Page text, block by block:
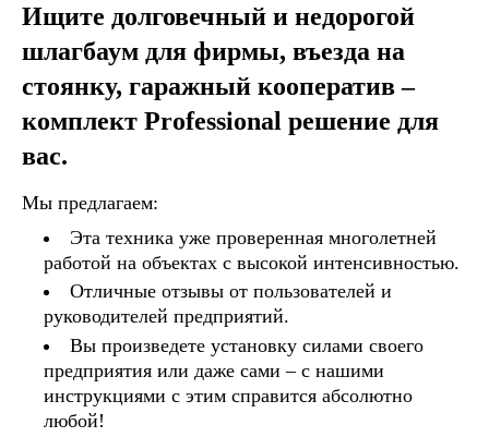
Ищите долговечный и недорогой
шлагбаум для фирмы, въезда на
стоянку, гаражный кооператив –
комплект Professional решение для
вас.
Мы предлагаем:
Эта техника уже проверенная многолетней
работой на объектах с высокой интенсивностью.
Отличные отзывы от пользователей и
руководителей предприятий.
Вы произведете установку силами своего
предприятия или даже сами – с нашими
инструкциями с этим справится абсолютно
любой!